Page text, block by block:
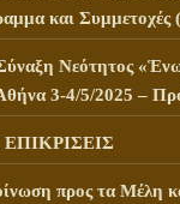
και Συμμετοχές
Νεότητος
3-4/5/2025 –
προς τα Μέλη